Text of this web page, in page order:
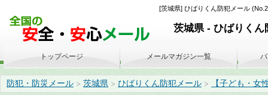
[茨城県] ひばりくん防犯メール
茨城県 - ひばりくん
防犯・防災メール > 茨城県 > ひばりくん防犯メール > 【子ども・
トップページ メールマガジン一覧